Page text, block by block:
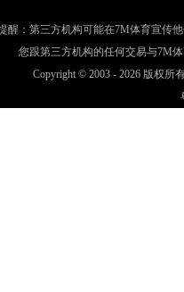
醒：第三方机构可能在7M体育宣传
您跟第三方机构的任何交易与7M
Copyright © 2003 - 2026 版权所